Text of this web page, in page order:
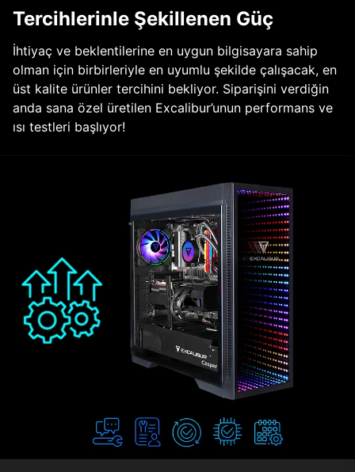
Tercihlerinle Şekillenen Güç
İhtiyaç ve beklentilerine en uygun bilgisayara sahip
olman için birbirleriyle en uyumlu şekilde çalışacak, en
üst kalite ürünler tercihini bekliyor. Siparişini verdiğin
anda sana özel üretilen Excalibur’unun performans ve
ısı testleri başlıyor!